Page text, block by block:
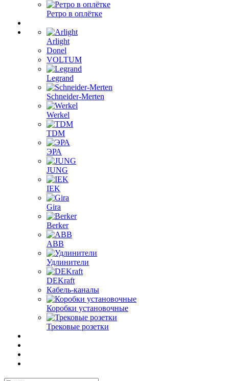
Ретро в оплётке
Arlight
Donel
VOLTUM
Legrand
Schneider-Merten
Werkel
TDM
ЭРА
JUNG
IEK
Gira
Berker
ABB
Удлинители
DEKraft
Кабель-каналы
Коробки установочные
Трековые розетки